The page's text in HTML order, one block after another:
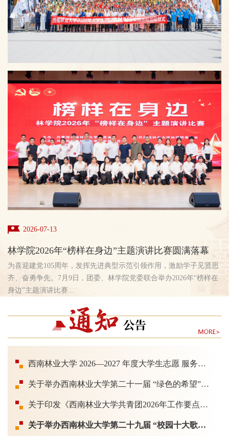
2026-07-13
林学院2026年“榜样在身边”主题演讲比赛圆满落幕
为喜迎建党105周年，发挥先进典型示范引领作用，激励学子见贤思
齐、奋勇争先。7月9日，团委、林学院党委联合举办2026年“榜样在
身边”主题演讲比赛...
西南林业大学 2026—2027 年度大学生志愿 服务西部计划志愿者拟录用人员名单公示（截至 2026 年 7 月 9 日）
关于举办西南林业大学第二十一届 “绿色的希望”合唱比赛的通知
关于印发《西南林业大学共青团2026年工作要点》的通知
关于举办西南林业大学第二十九届 “校园十大歌手”大赛的通知